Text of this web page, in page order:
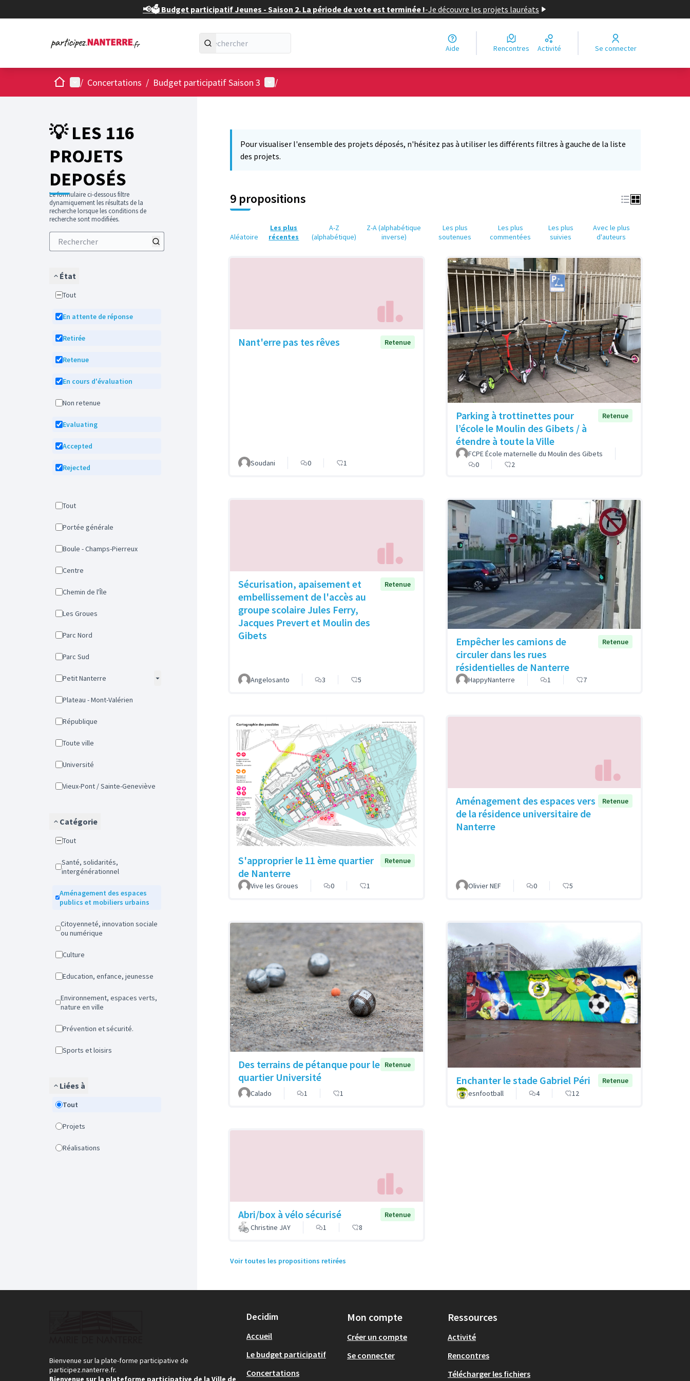
📢🗳️ Budget participatif Jeunes - Saison 2. La période de vote est terminée !-Je découvre les projets lauréats
Aide Rencontres Activité Se connecter
AccueilMenu principal
/ Concertations / Budget participatif Saison 3 Menu utilisateur
/
💡 LES 116
PROJETS
DEPOSÉS
Le formulaire ci-dessous filtre
dynamiquement les résultats de la
recherche lorsque les conditions de
recherche sont modifiées.
État
Tout
En attente de réponse
Retirée
Retenue
En cours d'évaluation
Non retenue
Evaluating
Accepted
Rejected
Tout
Portée générale
Boule - Champs-Pierreux
Centre
Chemin de l'Île
Les Groues
Parc Nord
Parc Sud
Petit Nanterre
Plateau - Mont-Valérien
République
Toute ville
Université
Vieux-Pont / Sainte-Geneviève
Catégorie
Tout
Santé, solidarités,
intergénérationnel
Aménagement des espaces
publics et mobiliers urbains
Citoyenneté, innovation sociale
ou numérique
Culture
Education, enfance, jeunesse
Environnement, espaces verts,
nature en ville
Prévention et sécurité.
Sports et loisirs
Liées à
Tout
Projets
Réalisations
Pour visualiser l'ensemble des projets déposés, n'hésitez pas à utiliser les différents filtres à gauche de la liste
des projets.
9 propositions
Aléatoire
Les plus
récentes
A-Z
(alphabétique)
Z-A (alphabétique
inverse)
Les plus
soutenues
Les plus
commentées
Les plus
suivies
Avec le plus
d'auteurs
Nant'erre pas tes rêves Retenue
Soudani 0 1
Parking à trottinettes pour
l’école le Moulin des Gibets / à
étendre à toute la Ville
Retenue
FCPE École maternelle du Moulin des Gibets
0
2
Sécurisation, apaisement et
embellissement de l'accès au
groupe scolaire Jules Ferry,
Jacques Prevert et Moulin des
Gibets
Retenue
Angelosanto 3 5
Empêcher les camions de
circuler dans les rues
résidentielles de Nanterre
Retenue
HappyNanterre 1 7
S'approprier le 11 ème quartier
de Nanterre
Retenue
Vive les Groues 0 1
Aménagement des espaces vers
de la résidence universitaire de
Nanterre
Retenue
Olivier NEF 0 5
Des terrains de pétanque pour le
quartier Université
Retenue
Calado 1 1
Enchanter le stade Gabriel Péri
Retenue
esnfootball
4 12
Abri/box à vélo sécurisé
Retenue
Christine JAY
1 8
Voir toutes les propositions retirées
Bienvenue sur la plate-forme participative de
participez.nanterre.fr.
Bienvenue sur la plateforme participative de la Ville de
Decidim
Accueil
Le budget participatif
Concertations
Mon compte
Créer un compte
Se connecter
Ressources
Activité
Rencontres
Télécharger les fichiers